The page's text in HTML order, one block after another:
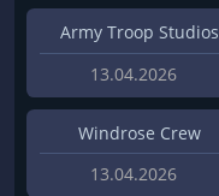
Army Troop Studios
13.04.2026
Windrose Crew
13.04.2026